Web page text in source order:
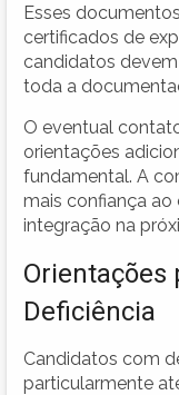
Esses
certificados de
candidatos
toda a
O eventual
orientações
fundamental. A
mais confiança
integração na
Orientações
Deficiência
Candidatos com
particularmente